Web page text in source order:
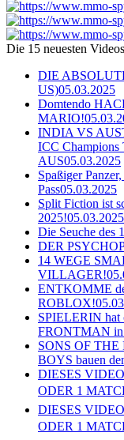
Die 15 neuesten Videos
DIE
US)05.03.2025
Domtendo
MARIO!
INDIA VS
ICC
AUS05.03.2025
Spaßiger
Pass05.03.2025
Split Fiction ist
2025!05.03.2025
Die Seuche des
DER
14 WEGE
VILLAGER!
ENTKOMME
ROBLOX!
SPIELERIN
FRONTMAN in
SONS OF THE
BOYS bauen
DIESES
ODER 1
DIESES
ODER 1